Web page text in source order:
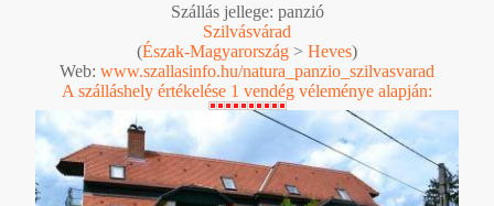
Szállás jellege: panzió
Szilvásvárad
(Észak-Magyarország > Heves)
Web: www.szallasinfo.hu/natura_panzio_szilvasvarad
A szálláshely értékelése 1 vendég véleménye alapján: